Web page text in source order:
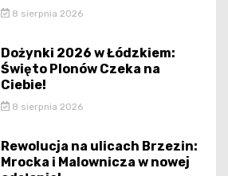
8 sierpnia 2026
Dożynki 2026 w Łódzkiem:
Święto Plonów Czeka na
Ciebie!
8 sierpnia 2026
Rewolucja na ulicach Brzezin:
Mrocka i Malownicza w nowej